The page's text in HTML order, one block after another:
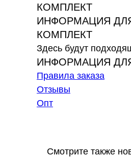
КОМПЛЕКТ
ИНФОРМАЦИЯ
КОМПЛЕКТ
Здесь будут
ИНФОРМАЦИЯ
Правила заказа
Отзывы
Опт
Смотрите также